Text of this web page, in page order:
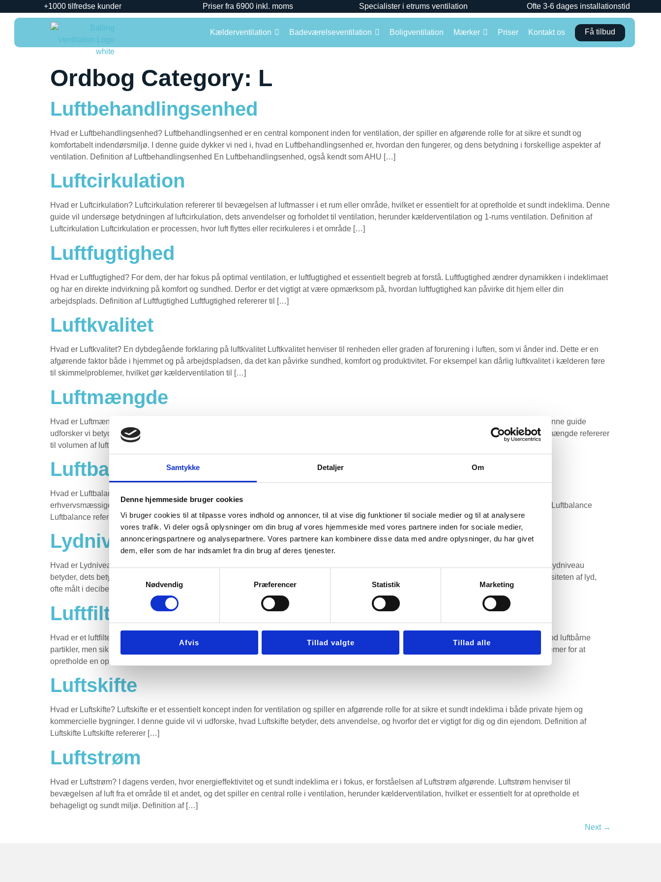
Samtykke Detaljer Om
Denne hjemmeside bruger cookies
Vi bruger cookies til at tilpasse vores indhold og annoncer, til at vise dig funktioner til sociale medier og til at analysere
vores trafik. Vi deler også oplysninger om din brug af vores hjemmeside med vores partnere inden for sociale medier,
annonceringspartnere og analysepartnere. Vores partnere kan kombinere disse data med andre oplysninger, du har givet
dem, eller som de har indsamlet fra din brug af deres tjenester.
Nødvendig
Præferencer Statistik Marketing
Afvis Tillad valgte Tillad alle
+1000 tilfredse kunder Priser fra 6900 inkl. moms Specialister i etrums ventilation Ofte 3-6 dages installationstid
Kælderventilation Badeværelseventilation Boligventilation Mærker Priser Kontakt os Få tilbud
Ordbog Category: L
Luftbehandlingsenhed
Hvad er Luftbehandlingsenhed? Luftbehandlingsenhed er en central komponent inden for ventilation, der spiller en afgørende rolle for at sikre et sundt og
komfortabelt indendørsmiljø. I denne guide dykker vi ned i, hvad en Luftbehandlingsenhed er, hvordan den fungerer, og dens betydning i forskellige aspekter af
ventilation. Definition af Luftbehandlingsenhed En Luftbehandlingsenhed, også kendt som AHU […]
Luftcirkulation
Hvad er Luftcirkulation? Luftcirkulation refererer til bevægelsen af luftmasser i et rum eller område, hvilket er essentielt for at opretholde et sundt indeklima. Denne
guide vil undersøge betydningen af luftcirkulation, dets anvendelser og forholdet til ventilation, herunder kælderventilation og 1-rums ventilation. Definition af
Luftcirkulation Luftcirkulation er processen, hvor luft flyttes eller recirkuleres i et område […]
Luftfugtighed
Hvad er Luftfugtighed? For dem, der har fokus på optimal ventilation, er luftfugtighed et essentielt begreb at forstå. Luftfugtighed ændrer dynamikken i indeklimaet
og har en direkte indvirkning på komfort og sundhed. Derfor er det vigtigt at være opmærksom på, hvordan luftfugtighed kan påvirke dit hjem eller din
arbejdsplads. Definition af Luftfugtighed Luftfugtighed refererer til […]
Luftkvalitet
Hvad er Luftkvalitet? En dybdegående forklaring på luftkvalitet Luftkvalitet henviser til renheden eller graden af forurening i luften, som vi ånder ind. Dette er en
afgørende faktor både i hjemmet og på arbejdspladsen, da det kan påvirke sundhed, komfort og produktivitet. For eksempel kan dårlig luftkvalitet i kælderen føre
til skimmelproblemer, hvilket gør kælderventilation til […]
Luftmængde
Hvad er Luftmængde? Forståelsen af “Luftmængde” spiller en central rolle inden for områder som ventilation, indeklima, og energieffektivitet. I denne guide
udforsker vi betydningen af luftmængde, hvordan det anvendes, og dets kritiske rolle i forskellige sammenhænge. Definition af Luftmængde Luftmængde refererer
til volumen af luft, der passerer gennem et givent område over en bestemt tid. […]
Luftbalance
Hvad er Luftbalance? Luftbalance er et centralt aspekt inden for ventilationsteknologi, og det har stor betydning for indeklimaet i både boliger og
erhvervsmæssige bygninger. Denne guide giver en omfattende indsigt i, hvad luftbalance indebærer, og hvordan det kan optimeres. Definition af Luftbalance
Luftbalance refererer til tilstanden, hvor mængden af reguleret luft, der kommer ind i […]
Lydniveau
Hvad er Lydniveau? Mangler du viden om lydniveau, og hvordan det kan påvirke dit hjem eller arbejdsplads? I denne guide vil vi udforske, hvad lydniveau
betyder, dets betydning inden for ventilation, og hvordan det kan anvendes i vores daglige liv. Definition af Lydniveau Lydniveau refererer til intensiteten af lyd,
ofte målt i decibel (dB). Det […]
Luftfilter
Hvad er et luftfilter? I dagens moderne verden er et luftfilter en essentiel komponent indenfor ventilation. Det fungerer ikke kun som en barriere mod luftbårne
partikler, men sikrer også, at den luft, vi indånder, er ren og sund. Luftfiltre anvendes i både boligventilation og erhvervsmæssige ventilationssystemer for at
opretholde en optimal luftkvalitet. I denne guide […]
Luftskifte
Hvad er Luftskifte? Luftskifte er et essentielt koncept inden for ventilation og spiller en afgørende rolle for at sikre et sundt indeklima i både private hjem og
kommercielle bygninger. I denne guide vil vi udforske, hvad Luftskifte betyder, dets anvendelse, og hvorfor det er vigtigt for dig og din ejendom. Definition af
Luftskifte Luftskifte refererer […]
Luftstrøm
Hvad er Luftstrøm? I dagens verden, hvor energieffektivitet og et sundt indeklima er i fokus, er forståelsen af Luftstrøm afgørende. Luftstrøm henviser til
bevægelsen af luft fra et område til et andet, og det spiller en central rolle i ventilation, herunder kælderventilation, hvilket er essentielt for at opretholde et
behageligt og sundt miljø. Definition af […]
Next →